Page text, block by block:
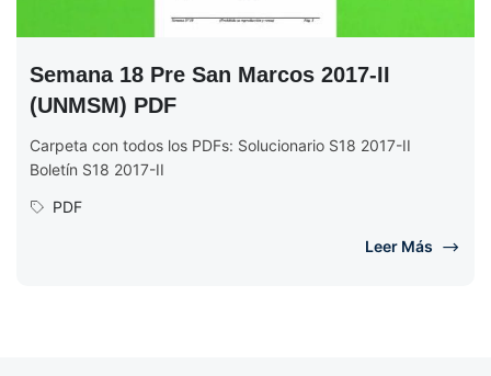
Semana 18 Pre San Marcos 2017-II
(UNMSM) PDF
Carpeta con todos los PDFs: Solucionario S18 2017-II
Boletín S18 2017-II
PDF
Leer Más